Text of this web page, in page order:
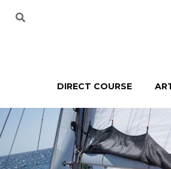
DIRECT COURSE